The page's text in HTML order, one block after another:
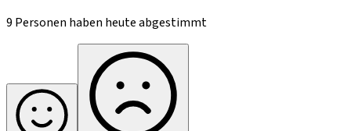
9 Personen haben heute abgestimmt